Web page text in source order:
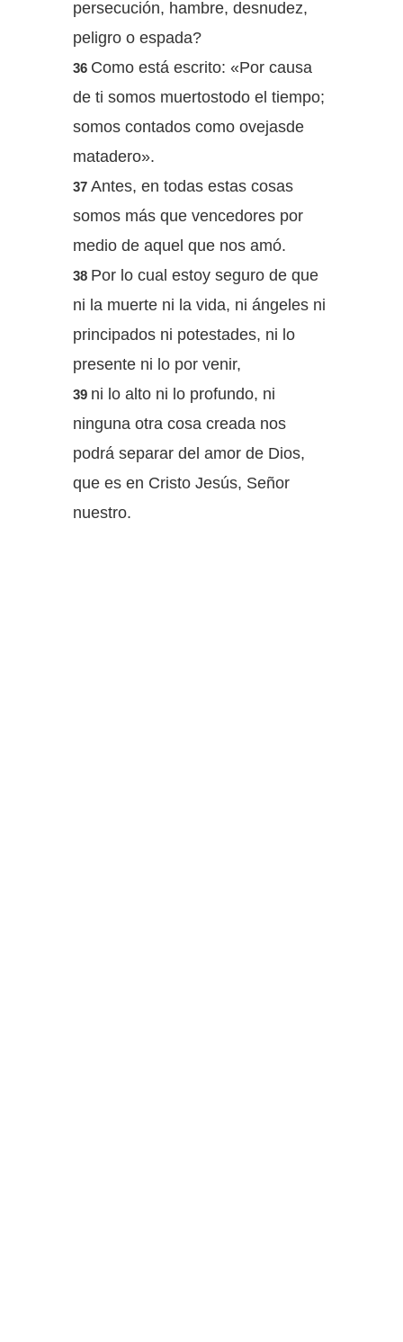
persecución, hambre, desnudez,
peligro o espada?
36 Como está escrito: «Por causa
de ti somos muertostodo el tiempo;
somos contados como ovejasde
matadero».
37 Antes, en todas estas cosas
somos más que vencedores por
medio de aquel que nos amó.
38 Por lo cual estoy seguro de que
ni la muerte ni la vida, ni ángeles ni
principados ni potestades, ni lo
presente ni lo por venir,
39 ni lo alto ni lo profundo, ni
ninguna otra cosa creada nos
podrá separar del amor de Dios,
que es en Cristo Jesús, Señor
nuestro.